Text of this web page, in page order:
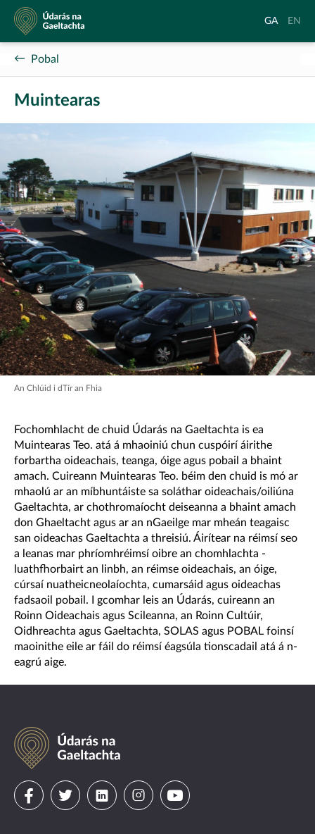
Údarás
na
Gaeltachta
Aistrigh
Gaeilge
GA
to
EN
Pobal
Muintearas
An Chlúid i dTír an Fhia
Fochomhlacht de chuid Údarás na Gaeltachta is ea
Muintearas Teo. atá á mhaoiniú chun cuspóirí áirithe
forbartha oideachais, teanga, óige agus pobail a bhaint
amach. Cuireann Muintearas Teo. béim den chuid is mó ar
mhaolú ar an míbhuntáiste sa soláthar oideachais/oiliúna
Gaeltachta, ar chothromaíocht deiseanna a bhaint amach
don Ghaeltacht agus ar an nGaeilge mar mheán teagaisc
san oideachas Gaeltachta a threisiú. Áirítear na réimsí seo
a leanas mar phríomhréimsí oibre an chomhlachta -
luathfhorbairt an linbh, an réimse oideachais, an óige,
cúrsaí nuatheicneolaíochta, cumarsáid agus oideachas
fadsaoil pobail. I gcomhar leis an Údarás, cuireann an
Roinn Oideachais agus Scileanna, an Roinn Cultúir,
Oidhreachta agus Gaeltachta, SOLAS agus POBAL foinsí
maoinithe eile ar fáil do réimsí éagsúla tionscadail atá á n-
eagrú aige.
Údarás
na
Gaeltachta
VisitVisitVisitVisitVisit